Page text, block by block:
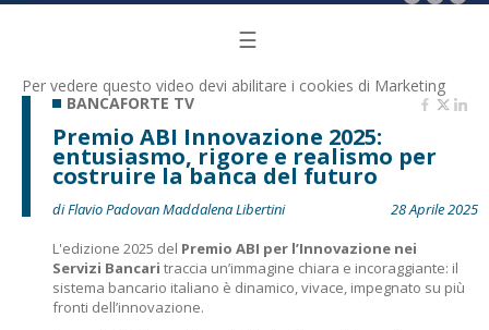
☰
Per vedere questo video devi abilitare i cookies di Marketing
BANCAFORTE TV
Premio ABI Innovazione 2025:
entusiasmo, rigore e realismo per
costruire la banca del futuro
di Flavio Padovan Maddalena Libertini
28 Aprile 2025
L'edizione 2025 del Premio ABI per l’Innovazione nei
Servizi Bancari traccia un’immagine chiara e incoraggiante: il
sistema bancario italiano è dinamico, vivace, impegnato su più
fronti dell’innovazione.